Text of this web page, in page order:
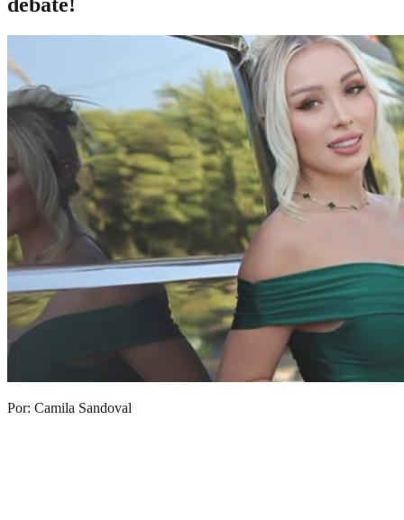
Por: Camila Sandoval